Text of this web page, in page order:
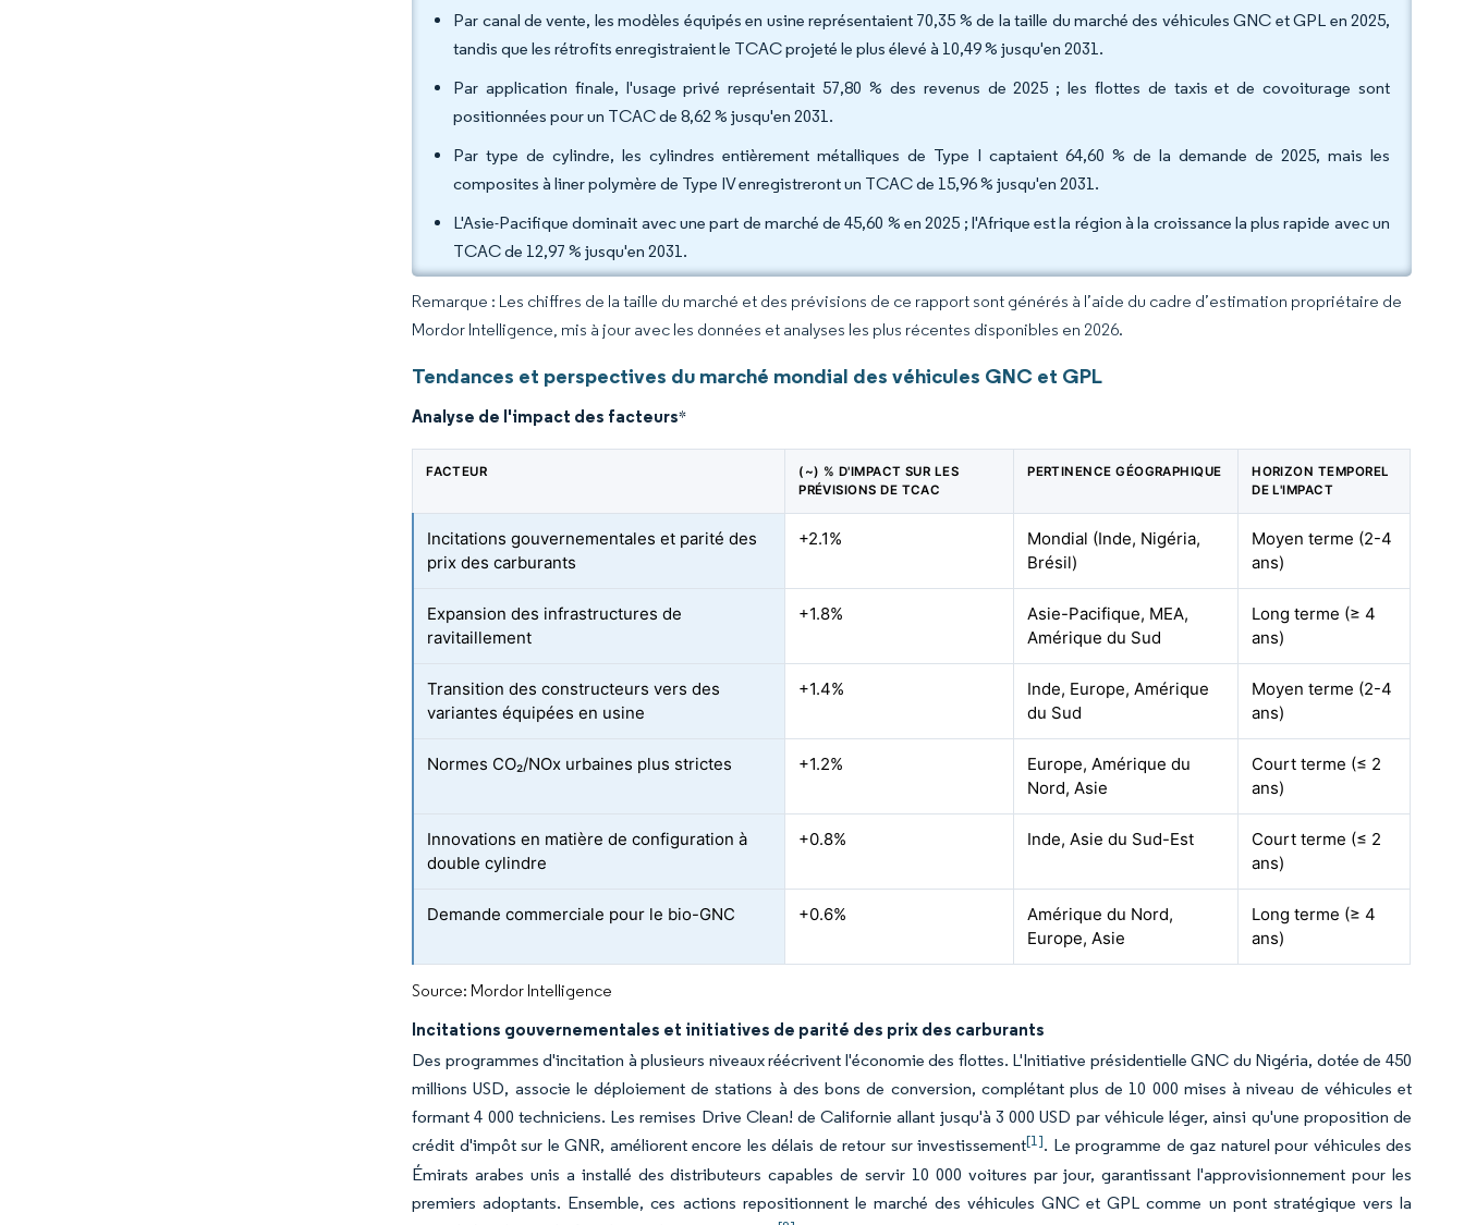
Par canal de vente, les modèles équipés en usine représentaient 70,35 % de la taille du marché des véhicules GNC et GPL en 2025,
tandis que les rétrofits enregistraient le TCAC projeté le plus élevé à 10,49 % jusqu'en 2031.
Par application finale, l'usage privé représentait 57,80 % des revenus de 2025 ; les flottes de taxis et de covoiturage sont
positionnées pour un TCAC de 8,62 % jusqu'en 2031.
Par type de cylindre, les cylindres entièrement métalliques de Type I captaient 64,60 % de la demande de 2025, mais les
composites à liner polymère de Type IV enregistreront un TCAC de 15,96 % jusqu'en 2031.
L'Asie-Pacifique dominait avec une part de marché de 45,60 % en 2025 ; l'Afrique est la région à la croissance la plus rapide avec un
TCAC de 12,97 % jusqu'en 2031.
Remarque : Les chiffres de la taille du marché et des prévisions de ce rapport sont générés à l’aide du cadre d’estimation propriétaire de
Mordor Intelligence, mis à jour avec les données et analyses les plus récentes disponibles en 2026.
Tendances et perspectives du marché mondial des véhicules GNC et GPL
Analyse de l'impact des facteurs*
FACTEUR
(~) % D'IMPACT SUR LES
PRÉVISIONS DE TCAC
PERTINENCE GÉOGRAPHIQUE
HORIZON TEMPOREL
DE L'IMPACT
Incitations gouvernementales et parité des
prix des carburants
+2.1%
Mondial (Inde, Nigéria,
Brésil)
Moyen terme (2-4
ans)
Expansion des infrastructures de
ravitaillement
+1.8%
Asie-Pacifique, MEA,
Amérique du Sud
Long terme (≥ 4
ans)
Transition des constructeurs vers des
variantes équipées en usine
+1.4%
Inde, Europe, Amérique
du Sud
Moyen terme (2-4
ans)
Normes CO₂/NOx urbaines plus strictes +1.2%
Europe, Amérique du
Nord, Asie
Court terme (≤ 2
ans)
Innovations en matière de configuration à
double cylindre
+0.8% Inde, Asie du Sud-Est
Court terme (≤ 2
ans)
Demande commerciale pour le bio-GNC +0.6%
Amérique du Nord,
Europe, Asie
Long terme (≥ 4
ans)
Source: Mordor Intelligence
Incitations gouvernementales et initiatives de parité des prix des carburants
Des programmes d'incitation à plusieurs niveaux réécrivent l'économie des flottes. L'Initiative présidentielle GNC du Nigéria, dotée de 450
millions USD, associe le déploiement de stations à des bons de conversion, complétant plus de 10 000 mises à niveau de véhicules et
formant 4 000 techniciens. Les remises Drive Clean! de Californie allant jusqu'à 3 000 USD par véhicule léger, ainsi qu'une proposition de
crédit d'impôt sur le GNR, améliorent encore les délais de retour sur investissement[1]. Le programme de gaz naturel pour véhicules des
Émirats arabes unis a installé des distributeurs capables de servir 10 000 voitures par jour, garantissant l'approvisionnement pour les
premiers adoptants. Ensemble, ces actions repositionnent le marché des véhicules GNC et GPL comme un pont stratégique vers la